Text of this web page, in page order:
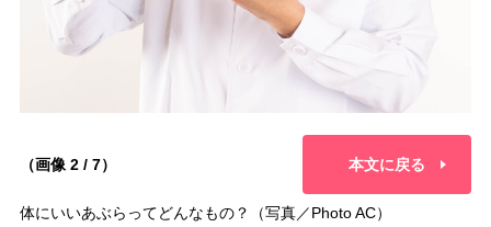
（画像 2 / 7） 本文に戻る
体にいいあぶらってどんなもの？（写真／Photo AC）